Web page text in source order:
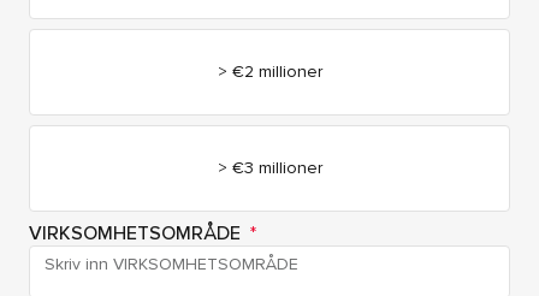
> €2 millioner
> €3 millioner
VIRKSOMHETSOMRÅDE *